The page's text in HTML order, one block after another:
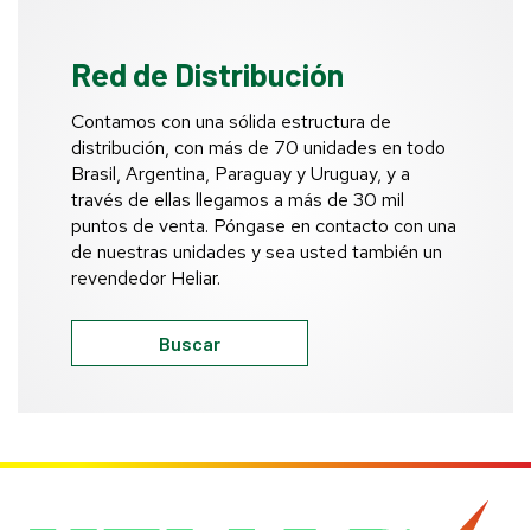
Red de Distribución
Contamos con una sólida estructura de
distribución, con más de 70 unidades en todo
Brasil, Argentina, Paraguay y Uruguay, y a
través de ellas llegamos a más de 30 mil
puntos de venta. Póngase en contacto con una
de nuestras unidades y sea usted también un
revendedor Heliar.
Buscar